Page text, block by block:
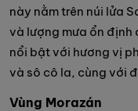
này nằm trên núi lửa
và lượng mưa ổn định
nổi bật với hương vị
và sô cô la, cùng với
Vùng Morazán